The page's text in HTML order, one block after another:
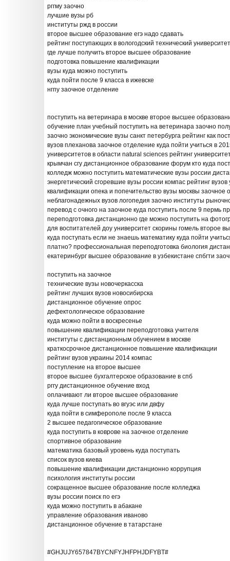
рггму заочно
лучшие вузы рб
институты ржд в россии
второе высшее образование егэ надо сдавать
рейтинг поступающих в вологодский технический университет
где лучше получить второе высшее образование
подготовка повышение квалификации
вузы куда можно поступить
куда пойти после 9 класса в ижевске
нгпу заочное отделение
поступить на ветеринара в москве второе высшее
обучение план учебный поступить на ветеринара заочно
заочно экономические вузы санкт петербурга рейтинг как
вузов плеханова заочное отделение куда пойти учиться в
университетов в области natural sciences рейтинг
крымчан сгу дистанционное образование форум кто куда
колледж можно поступить математические вузы россии
энергетический сгоревшие вузы россии компас рейтинг
квалификации опека и попечительство вузы москвы заочное
неблагонадежных вузов логопедия заочно институты
перевод с очного на заочное куда поступить после 9 пермь
переподготовка дистанционно где можно поступить на
для воспитателей доу университет скорины гомель второе
куда поступать если не знаешь математику куда пойти
платно? профессиональная переподготовка биология
екатеринбург высшее образование в узбекистане спбгти
поступить на заочное
технические вузы новочеркасска
рейтинг лучших вузов новосибирска
дистанционное обучение опрос
дефектологическое образование
куда можно пойти в воскресенье
повышение квалификации переподготовка учителя
институты с дистанционным обучением в москве
краткосрочное дистанционное повышение квалификации
рейтинг вузов украины 2014 компас
поступление на второе высшее
второе высшее бухгалтерское образование в спб
рггу дистанционное обучение вход
оплачивают ли второе высшее образование
куда лучше поступать во вгуэс или двфу
куда пойти в симферополе после 9 класса
2 высшее педагогическое образование
куда поступить в коврове на заочное отделение
спортивное образование
математика базовый уровень куда поступать
список вузов киева
повышение квалификации дистанционно коррупция
психология институты россии
сокращенное высшее образование после колледжа
вузы россии поиск по егэ
куда можно поступить в абакане
управление образования иваново
дистанционное обучение в татарстане
#GHJUJY657847BYCNFYJHFPHJDFYBT#